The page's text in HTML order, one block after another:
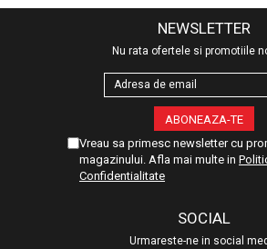
NEWSLETTER
Nu rata ofertele si promotiile
Vreau sa primesc newsletter cu
magazinului. Afla mai multe in
Confidentialitate
SOCIAL
Urmareste-ne in social